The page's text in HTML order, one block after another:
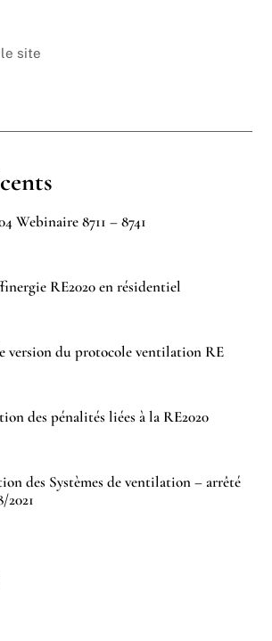
site
Webinaire 8711 – 8741
RE2020 en résidentiel
version du protocole ventilation RE
des pénalités liées à la RE2020
des Systèmes de ventilation – arrêté
2021